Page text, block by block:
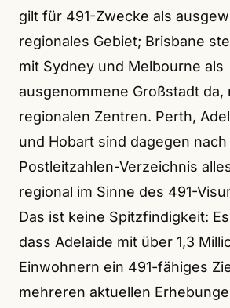
gilt für 491-Zwecke als
regionales Gebiet; Brisbane
mit Sydney und Melbourne als
ausgenommene Großstadt da,
regionalen Zentren. Perth,
und Hobart sind dagegen
Postleitzahlen-Verzeichnis
regional im Sinne des 491-
Das ist keine Spitzfindigkeit:
dass Adelaide mit über 1,3
Einwohnern ein 491-fähiges
mehreren aktuellen